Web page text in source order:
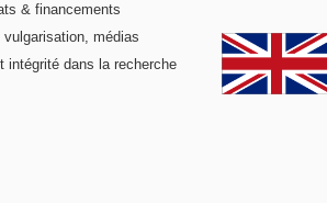
& financements
vulgarisation, médias
intégrité dans la recherche